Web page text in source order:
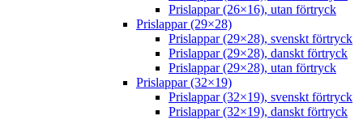
Prislappar (26×16), utan förtryck
Prislappar (29×28)
Prislappar (29×28), svenskt förtryck
Prislappar (29×28), danskt förtryck
Prislappar (29×28), utan förtryck
Prislappar (32×19)
Prislappar (32×19), svenskt förtryck
Prislappar (32×19), danskt förtryck